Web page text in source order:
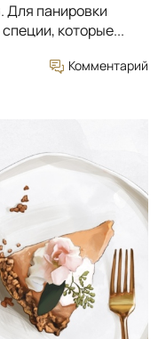
панировки
которые...
Комментарий